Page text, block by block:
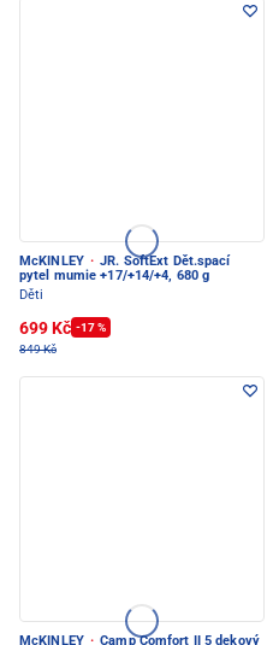
McKINLEY · JR. SoftExt Dět.spací
pytel mumie +17/+14/+4, 680 g
Děti
699 Kč -17 %
849 Kč
McKINLEY · Camp Comfort II 5 dekový